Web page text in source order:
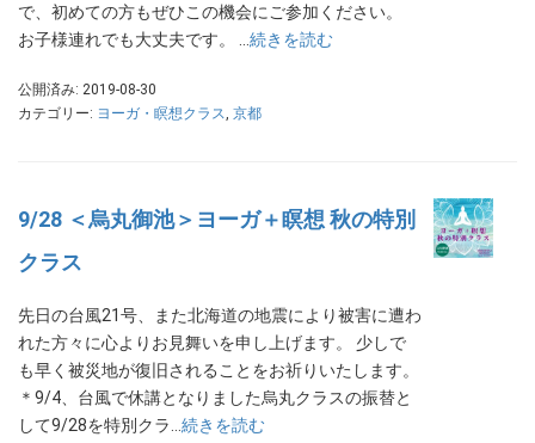
で、初めての方もぜひこの機会にご参加ください。
お子様連れでも大丈夫です。 … 続きを読む
公開済み: 2019-08-30
カテゴリー: ヨーガ・瞑想クラス, 京都
9/28 ＜烏丸御池＞ヨーガ＋瞑想 秋の特別
クラス
先日の台風21号、また北海道の地震により被害に遭わ
れた方々に心よりお見舞いを申し上げます。 少しで
も早く被災地が復旧されることをお祈りいたします。
＊9/4、台風で休講となりました烏丸クラスの振替と
して9/28を特別クラ… 続きを読む